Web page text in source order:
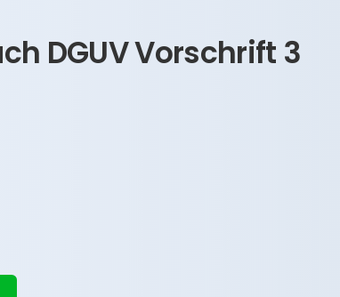
DGUV Vorschrift 3